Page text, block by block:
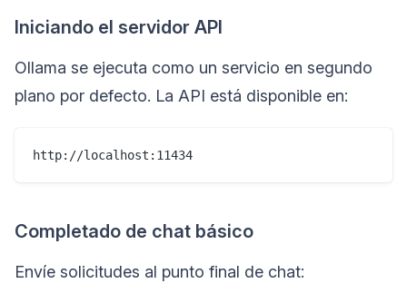
Iniciando el servidor API
Ollama se ejecuta como un servicio en segundo
plano por defecto. La API está disponible en:
Completado de chat básico
Envíe solicitudes al punto final de chat: